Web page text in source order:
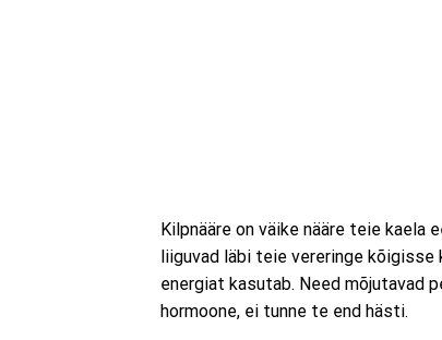
Kilpnääre on väike nääre teie kaela
liiguvad läbi teie vereringe kõigisse
energiat kasutab. Need mõjutavad
hormoone, ei tunne te end hästi.